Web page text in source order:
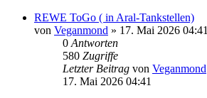
REWE ToGo ( in Aral-Tankstellen)
von Veganmond » 17. Mai 2026 04:41
0 Antworten
580 Zugriffe
Letzter Beitrag von Veganmond
17. Mai 2026 04:41